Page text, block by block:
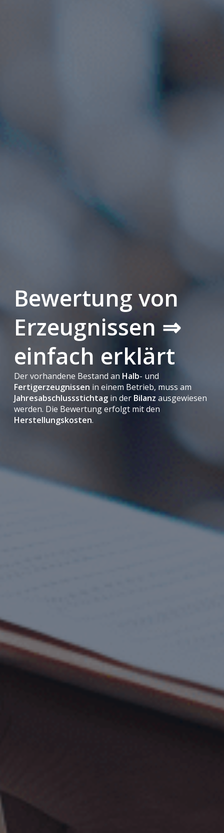
Bewertung von
Erzeugnissen ⇒
einfach erklärt
Der vorhandene Bestand an Halb- und
Fertigerzeugnissen in einem Betrieb, muss am
Jahresabschlussstichtag in der Bilanz ausgewiesen
werden. Die Bewertung erfolgt mit den
Herstellungskosten.